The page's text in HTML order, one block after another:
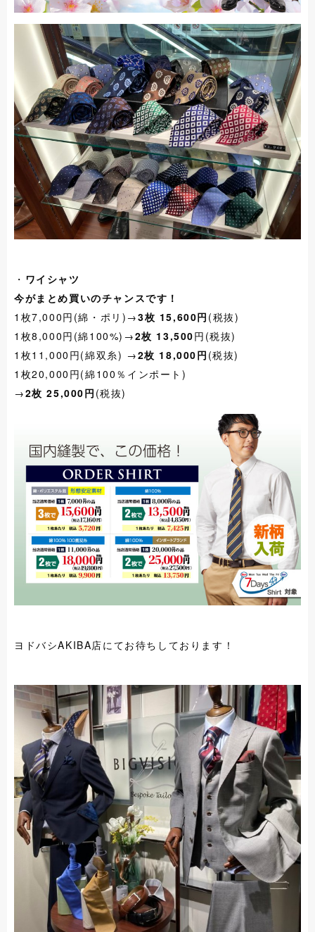
・ ワイシャツ
今がまとめ買いのチャンスです！
1枚7,000円(綿・ポリ)→3枚 15,600円 (税抜)
1枚8,000円(綿100%)→2枚 13,500円(税抜)
1枚11,000円(綿双糸) →2枚 18,000円 (税抜)
1枚20,000円(綿100％インポート)
→2枚 25,000円 (税抜)
ヨドバシAKIBA店にてお待ちしております！